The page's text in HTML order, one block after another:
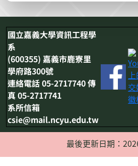
國立嘉義大學資訊工程學
系
(600355) 嘉義市鹿寮里
學府路300號
連絡電話 05-2717740 傳
真 05-2717741
系所信箱
csie@mail.ncyu.edu.tw
最後更新日期：